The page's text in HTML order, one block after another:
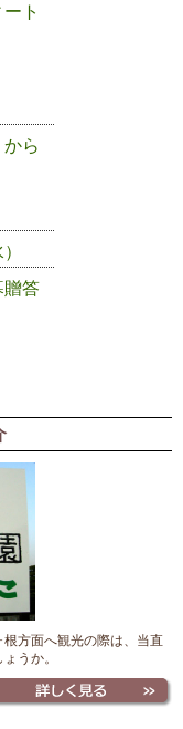
ト
ら
贈答
方面へ観光の際は、当直
うか。